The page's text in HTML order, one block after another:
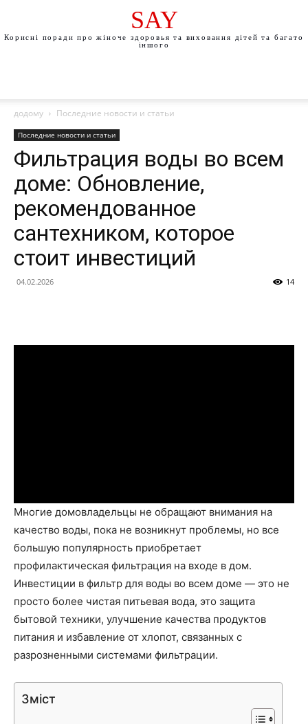
SAY
Корисні поради про жіноче здоровья та виховання дітей та багато
іншого
додому Последние новости и статьи
Последние новости и статьи
Фильтрация воды во всем
доме: Обновление,
рекомендованное
сантехником, которое
стоит инвестиций
04.02.2026 14
Многие домовладельцы не обращают внимания на
качество воды, пока не возникнут проблемы, но все
большую популярность приобретает
профилактическая фильтрация на входе в дом.
Инвестиции в фильтр для воды во всем доме — это не
просто более чистая питьевая вода, это защита
бытовой техники, улучшение качества продуктов
питания и избавление от хлопот, связанных с
разрозненными системами фильтрации.
Зміст